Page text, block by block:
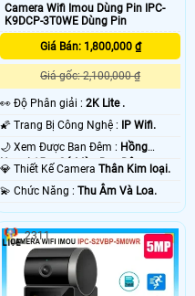
Camera Wifi Imou Dùng Pin IPC-
K9DCP-3T0WE Dùng Pin
Giá Bán: 1,800,000 ₫
Giá gốc: 2,100,000 ₫
️👀 Độ Phân giải :2K Lite .
🌠 Trang Bị Công Nghệ : IP Wifi.
🌙 Xem Được Ban Đêm : Hồng
Ngoại 15m Có Màu Ban Ðêm.
💎 Thiết Kế CameraThân Kim loại.
️💫 Chức Năng :Thu Âm Và Loa.
2311